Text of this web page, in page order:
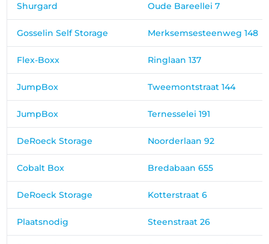
Shurgard Oude Bareellei 7
Gosselin Self Storage Merksemsesteenweg 148
Flex-Boxx Ringlaan 137
JumpBox Tweemontstraat 144
JumpBox Ternesselei 191
DeRoeck Storage Noorderlaan 92
Cobalt Box Bredabaan 655
DeRoeck Storage Kotterstraat 6
Plaatsnodig Steenstraat 26